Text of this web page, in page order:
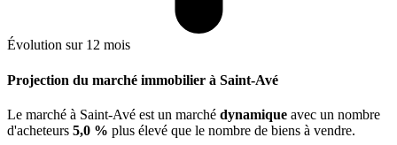
Évolution sur 12 mois
Projection du marché immobilier à Saint-Avé
Le marché à Saint-Avé est un marché dynamique avec un nombre
d'acheteurs 5,0 % plus élevé que le nombre de biens à vendre.